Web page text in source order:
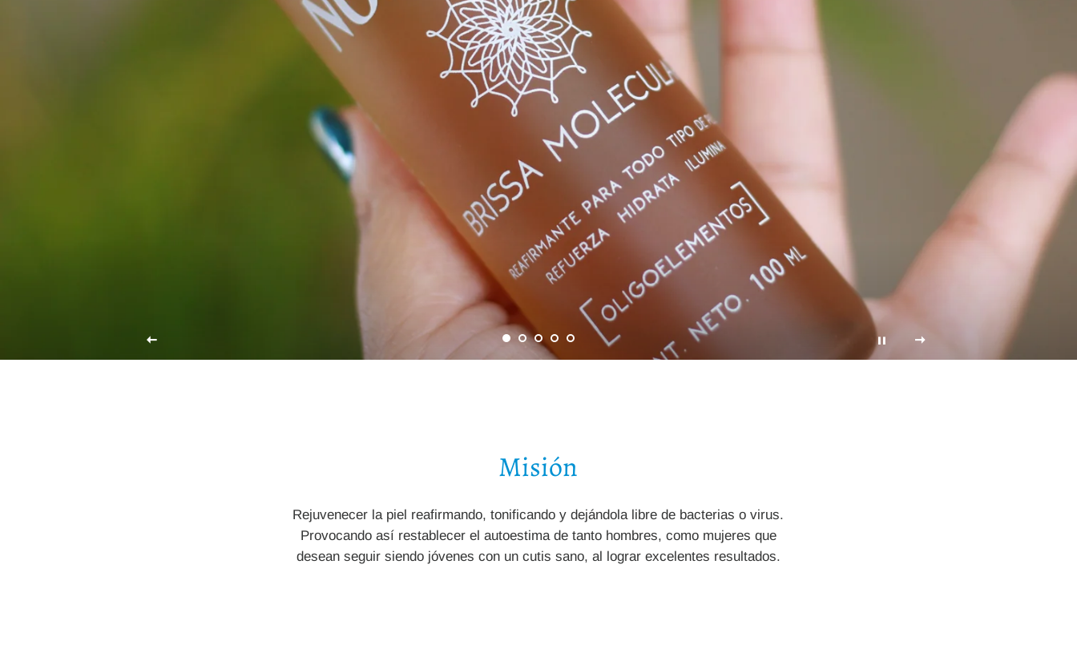
Misión
Rejuvenecer la piel reafirmando, tonificando y dejándola libre de bacterias o virus.
Provocando así restablecer el autoestima de tanto hombres, como mujeres que
desean seguir siendo jóvenes con un cutis sano, al lograr excelentes resultados.